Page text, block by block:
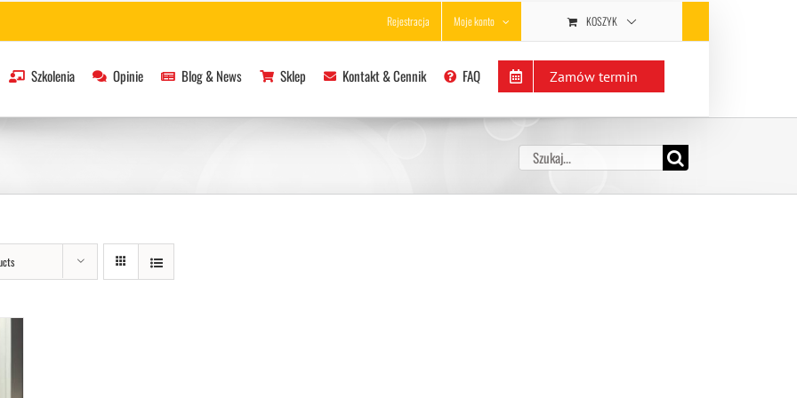
Rejestracja Moje konto KOSZYK
Szkolenia Opinie Blog & News Sklep Kontakt & Cennik FAQ Zamów termin
Szukaj